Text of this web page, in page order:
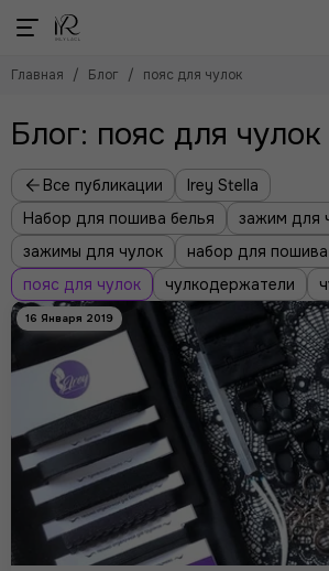
Главная Блог пояс для чулок
Блог: пояс для чулок
Все публикации
Irey Stella
Набор для пошива белья
зажим для
зажимы для чулок
набор для
пояс для чулок
чулкодержатели
16 Января 2019